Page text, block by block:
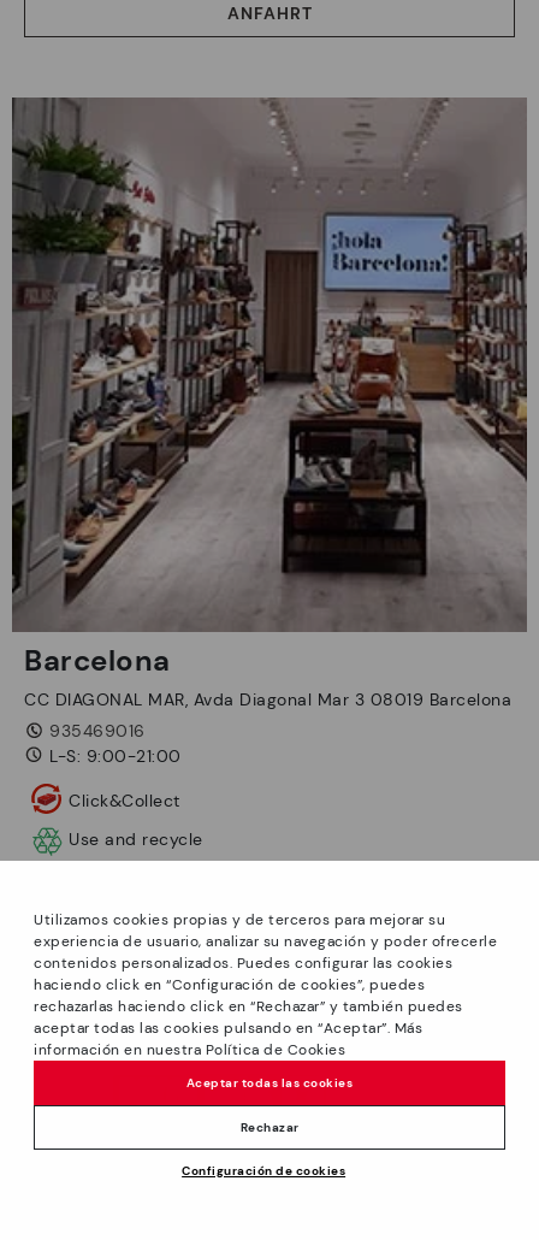
Utilizamos cookies propias y de terceros para mejorar su
experiencia de usuario, analizar su navegación y poder ofrecerle
contenidos personalizados. Puedes configurar las cookies
haciendo click en “Configuración de cookies”, puedes
rechazarlas haciendo click en “Rechazar” y también puedes
aceptar todas las cookies pulsando en “Aceptar”. Más
información en nuestra Política de Cookies
Configuración de cookies
Rechazar
Aceptar todas las cookies
ANFAHRT
Barcelona
CC DIAGONAL MAR, Avda Diagonal Mar 3 08019 Barcelona
935469016
L-S: 9:00-21:00
Click&Collect
Use and recycle